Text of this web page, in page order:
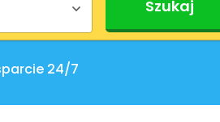
Szukaj
24/7